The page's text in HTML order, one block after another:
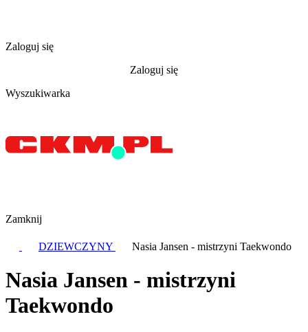
Zaloguj się
Zaloguj się
Wyszukiwarka
Zamknij
DZIEWCZYNY Nasia Jansen - mistrzyni Taekwondo
Nasia Jansen - mistrzyni
Taekwondo